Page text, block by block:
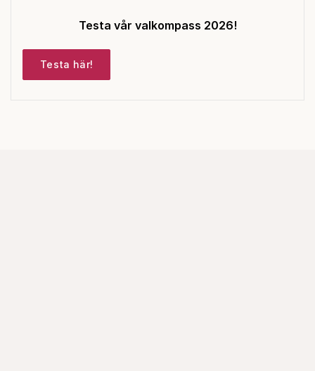
Testa vår valkompass 2026!
Testa här!